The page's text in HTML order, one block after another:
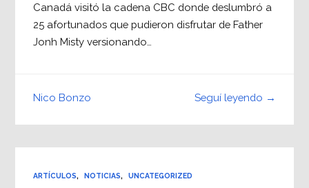
Canadá visitó la cadena CBC donde deslumbró a
25 afortunados que pudieron disfrutar de Father
Jonh Misty versionando…
Seguí leyendo →
Nico Bonzo
ARTÍCULOS, NOTICIAS, UNCATEGORIZED